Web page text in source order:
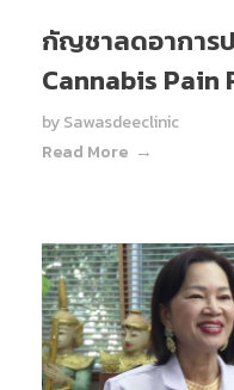
กัญชาลดอาการ
Cannabis Pain
bySawasdeeclinic
Read More